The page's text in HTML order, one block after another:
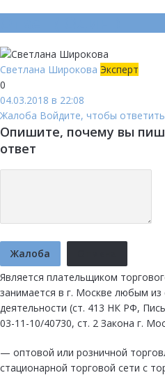
Светлана Широкова Эксперт
0
04.03.2018 в 22:08
Жалоба Войдите, чтобы ответить
Опишите, почему вы
ответ
Жалоба
Является плательщиком
занимается в г. Москве любым
деятельности (ст. 413 НК РФ,
03-11-10/40730, ст. 2 Закона г.
— оптовой или розничной
стационарной торговой сети с